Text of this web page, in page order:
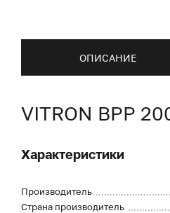
ОПИСАНИЕ
VITRON ВРР
Характеристики
Производитель
Страна производитель